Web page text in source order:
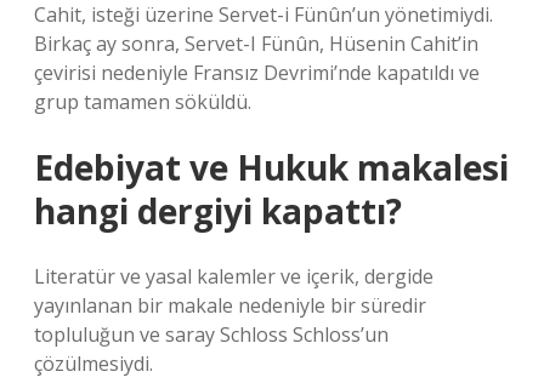
Cahit, isteği üzerine Servet-i Fünûn’un yönetimiydi.
Birkaç ay sonra, Servet-I Fünûn, Hüsenin Cahit’in
çevirisi nedeniyle Fransız Devrimi’nde kapatıldı ve
grup tamamen söküldü.
Edebiyat ve Hukuk makalesi
hangi dergiyi kapattı?
Literatür ve yasal kalemler ve içerik, dergide
yayınlanan bir makale nedeniyle bir süredir
topluluğun ve saray Schloss Schloss’un
çözülmesiydi.